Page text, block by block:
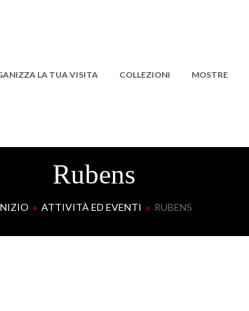
LA TUA VISITA COLLEZIONI MOSTRE
Rubens
» ATTIVITÀ ED EVENTI » RUBENS